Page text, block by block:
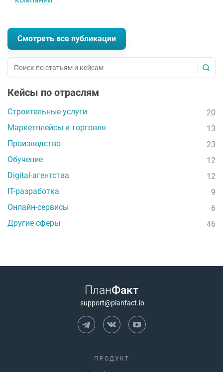
Смотреть все публикации
Кейсы по отраслям
Строительные услуги
20
Маркетплейсы и торговля
13
Производство
23
Обучение
12
Digital-агентства
12
IT-разработка
9
Онлайн-сервисы
6
Другие сферы
46
ПланФакт
support@planfact.io
ПРОДУКТ